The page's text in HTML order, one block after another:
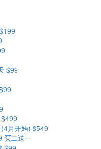
$99
月开始) $549
买二送一